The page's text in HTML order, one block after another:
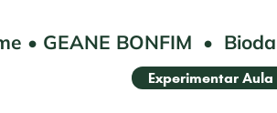
• GEANE BONFIM •
Experimentar Aula